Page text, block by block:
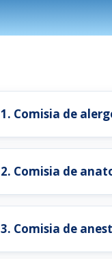
1. Comisia de
2. Comisia de
3. Comisia de